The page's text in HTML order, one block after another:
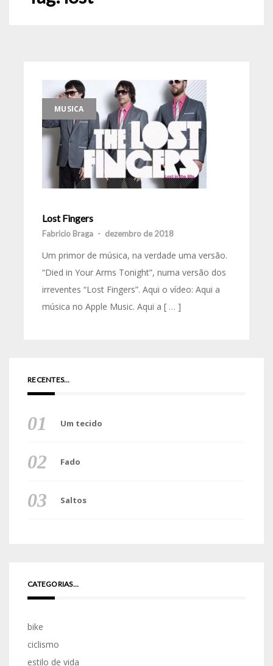
MUSICA
Lost Fingers
Fabricio Braga - dezembro de 2018
Um primor de música, na verdade uma versão.
“Died in Your Arms Tonight”, numa versão dos
irreventes “Lost Fingers”. Aqui o vídeo: Aqui a
música no Apple Music. Aqui a [ … ]
RECENTES…
Um tecido
Fado
Saltos
CATEGORIAS…
bike
ciclismo
estilo de vida